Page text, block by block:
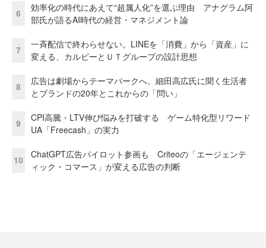
6
効率化の時代にあえて“超属人化”を選ぶ理由 アナグラム阿
部氏が語るAI時代の経営・マネジメント論
7
一斉配信で終わらせない。LINEを「消費」から「資産」に
変える、カルビーとＵＴグループの設計思想
8
広告は劇場からテーマパークへ。細田高広氏に聞く生活者
とブランドの20年とこれからの「問い」
9
CPI高騰・LTV伸び悩みを打破する ゲーム特化型リワード
UA「Freecash」の実力
10
ChatGPT広告パイロット参画も Criteoの「エージェンテ
ィック・コマース」が変える広告の判断